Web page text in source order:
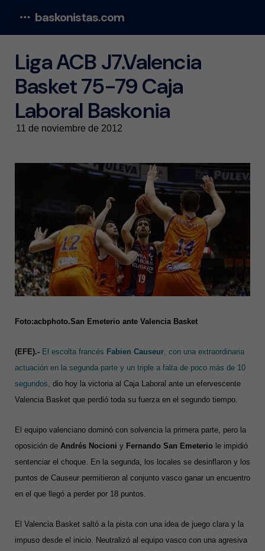
baskonistas.com
Liga ACB J7.Valencia
Basket 75-79 Caja
Laboral Baskonia
11 de noviembre de 2012
Foto:acbphoto.San Emeterio ante Valencia Basket
(EFE).- El escolta francés Fabien Causeur, con una extraordinaria
actuación en la segunda parte y un triple a falta de poco más de 10
segundos, dio hoy la victoria al Caja Laboral ante un efervescente
Valencia Basket que perdió toda su fuerza en el segundo tiempo.
El equipo valenciano dominó con solvencia la primera parte, pero la
oposición de Andrés Nocioni y Fernando San Emeterio le impidió
sentenciar el choque. En la segunda, los locales se desinflaron y los
puntos de Causeur permitieron al conjunto vasco ganar un encuentro
en el que llegó a perder por 18 puntos.
El Valencia Basket saltó a la pista con una idea de juego clara y la
impuso desde el inicio. Neutralizó al equipo vasco con una agresiva